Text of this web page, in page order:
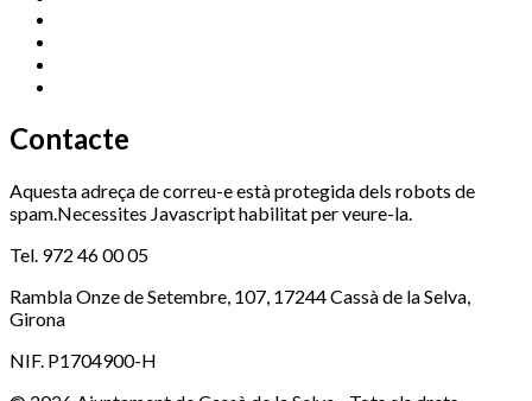
Contacte
Aquesta adreça de correu-e està protegida dels robots de
spam.Necessites Javascript habilitat per veure-la.
Tel. 972 46 00 05
Rambla Onze de Setembre, 107, 17244 Cassà de la Selva,
Girona
NIF. P1704900-H